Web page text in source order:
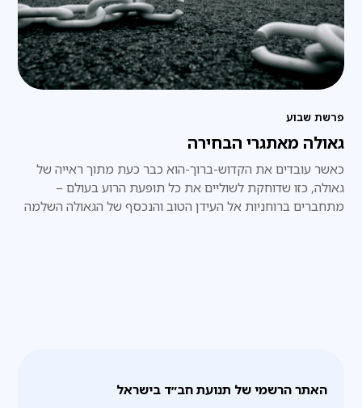
פרשת שבוע
גאולה מאתגרי הבחירה
כאשר עובדים את הקדוש-ברוך-הוא כבר כעת מתוך ראייה של
גאולה, כזו שדוחקת לשוליים את כל תופעת הרוע בעולם –
מתחברים ברוחניות אל העידן הטוב והנכסף של הגאולה השלמה
האתר הרשמי של תנועת חב״ד בישראל